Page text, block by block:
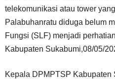
telekomunikasi atau tower
Palabuhanratu diduga belum
Fungsi (SLF) menjadi
Kabupaten Sukabumi,08/05/
Kepala DPMPTSP Kabupaten